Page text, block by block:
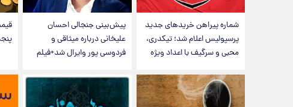
شماره پیراهن خریدهای جدید
پرسپولیس اعلام شد؛ تیکدری،
محبی و سرگیف با اعداد ویژه
پیش‌بینی جنجالی احسان
علیخانی درباره میثاقی و
فردوسی پور وایرال شد+فیلم
پنجشنبه